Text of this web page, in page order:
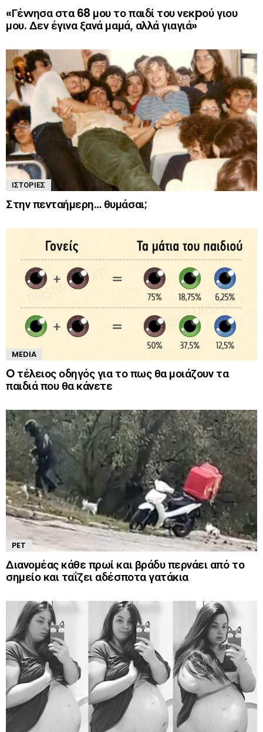
«Γέννησα στα 68 μου το παιδί του νεκpού γιου
μου. Δεν έγινα ξανά μαμά, αλλά γιαγιά»
ΙΣΤΟΡΊΕΣ
Στην πενταήμερη… θυμάσαι;
MEDIA
O τέλειος οδηγός για το πως θα μοιάζουν τα
παιδιά που θα κάνετε
PET
Διανομέας κάθε πρωί και βράδυ περνάει από το
σημείο και ταΐζει αδέσποτα γατάκια